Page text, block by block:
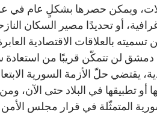
ويمكن حصرها بشكلٍ عام في
أو تحديدًا مصير السكان
تسميته بالعلاقات الاقتصادية
دمشق لن تتمكّن قريبًا من استعادة
يقتضي حلّ الأزمة السورية
أو تطبيقها في البلاد حتى الآن،